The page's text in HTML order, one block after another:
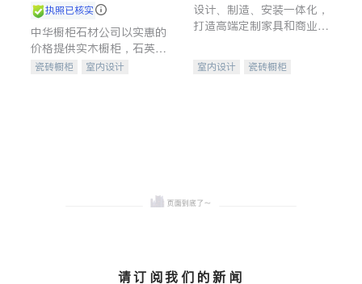
执照已核实
中华橱柜石材公司以实惠的
价格提供实木橱柜，石英石
台面，多种优质不锈钢水
瓷砖橱柜
室内设计
设计、制造、安装一体化，
打造高端定制家具和商业空
室内设计
瓷砖橱柜
请订阅我们的新闻